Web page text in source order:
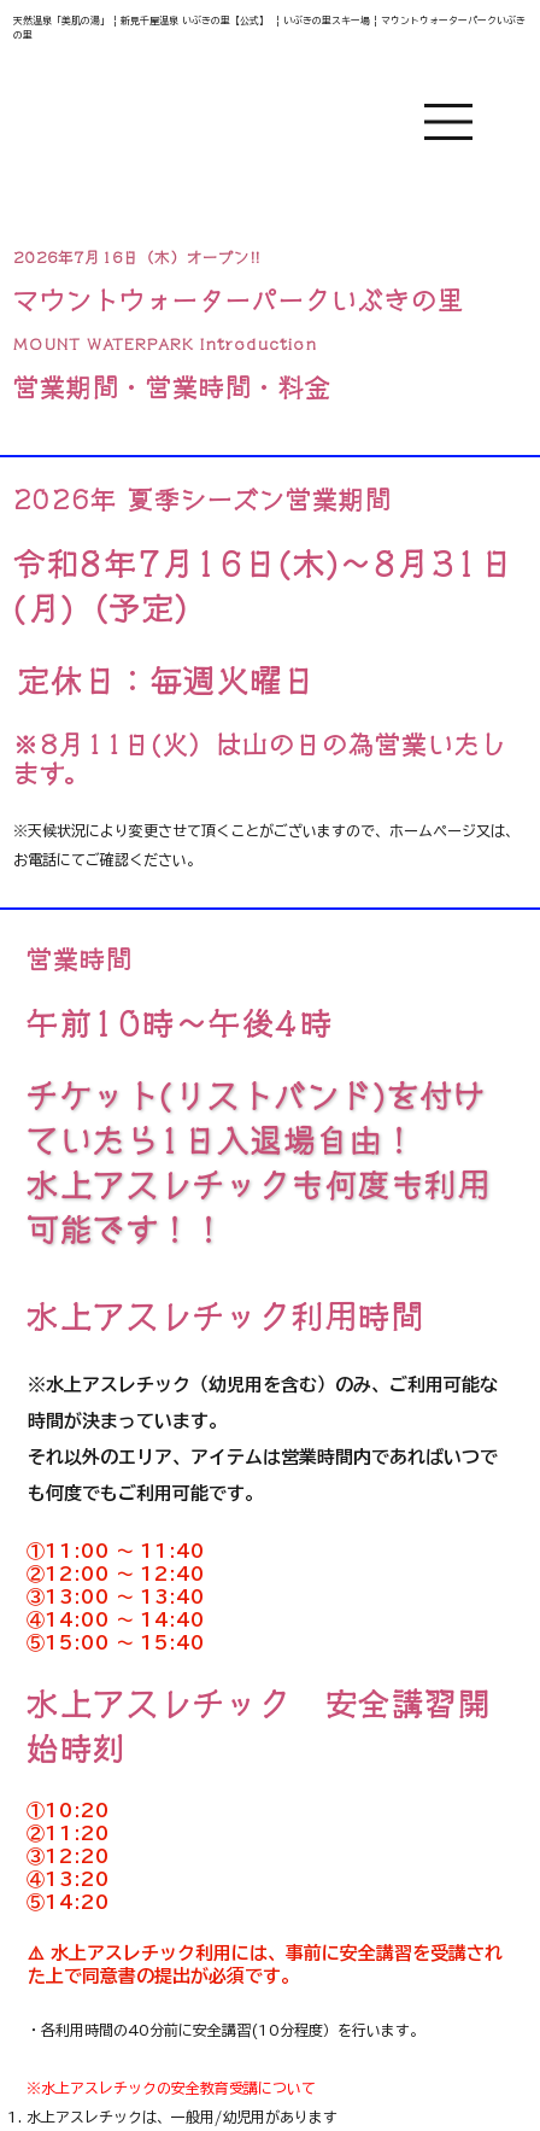
天然温泉「美肌の湯」 | 新見千屋温泉 いぶきの里【公式】 | いぶきの里スキー場 | マウントウォーターパークいぶき
の里
2026年7月16日（木）オープン!!
マウントウォーターパーク​いぶきの里
MOUNT WATERPARK Introduction
営業期間・営業時間・料金
2026年 夏季シーズン営業期間
令和8年7月16日(木)～8月31日
(月)（予定）
定休日：毎週火曜日
※8月11日(火）は山の日の為営業いたし
ます。
※天候状況により変更させて頂くことがございますので、ホームページ又は、
お電話にてご確認ください。
営業時間
​午前10時～午後4時
チケット(リストバンド)を付け
ていたら1日入退場自由！
​水上アスレチックも何度も利用
可能です！！
水上アスレチック利用時間
※水上アスレチック（幼児用を含む）のみ、ご利用可能な
時間が決まっています。
それ以外のエリア、アイテムは営業時間内であればいつで
も何度でもご利用可能です。
①11:00 〜 11:40
②12:00 〜 12:40
③13:00 〜 13:40
④14:00 〜 14:40
​⑤15:00 〜 15:40
水上アスレチック 安全講習開
始時刻
①10:20
②11:20
③12:20
④13:20
​⑤14:20
⚠️ 水上アスレチック利用には、事前に安全講習を受講され
た上で同意書の提出が必須です。
・各利用時間の40分前に安全講習(10分程度）を行います。
※水上アスレチックの安全教育受講について
水上アスレチックは、一般用/幼児用があります